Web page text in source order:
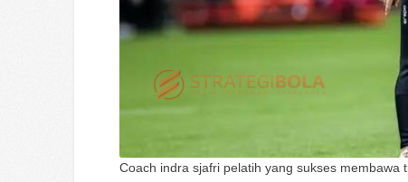
Coach indra sjafri pelatih yang sukses membawa